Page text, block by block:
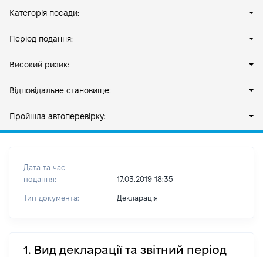
Категорія посади:
Період подання:
Високий ризик:
Відповідальне становище:
Пройшла автоперевірку:
Дата та час
подання:
17.03.2019 18:35
Тип документа: Декларація
1. Вид декларації та звітний період